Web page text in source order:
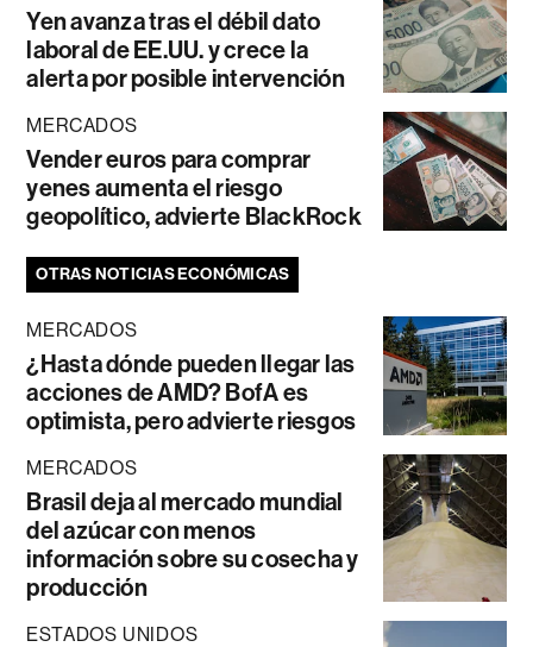
Yen avanza tras el débil dato
laboral de EE.UU. y crece la
alerta por posible intervención
MERCADOS
Vender euros para comprar
yenes aumenta el riesgo
geopolítico, advierte BlackRock
OTRAS NOTICIAS ECONÓMICAS
MERCADOS
¿Hasta dónde pueden llegar las
acciones de AMD? BofA es
optimista, pero advierte riesgos
MERCADOS
Brasil deja al mercado mundial
del azúcar con menos
información sobre su cosecha y
producción
ESTADOS UNIDOS